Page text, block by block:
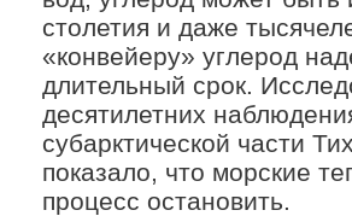
столетия и даже
«конвейеру» углерод
длительный срок.
десятилетних
субарктической части
показало, что морские
процесс остановить.